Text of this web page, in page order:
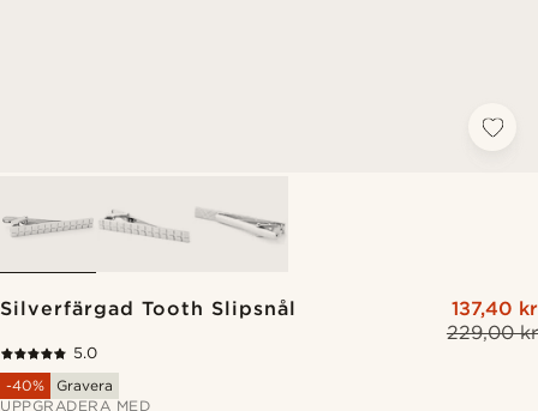
Silverfärgad Tooth Slipsnål
229,00 kr
137,40 kr
5.0
-40%
Gravera
UPPGRADERA MED